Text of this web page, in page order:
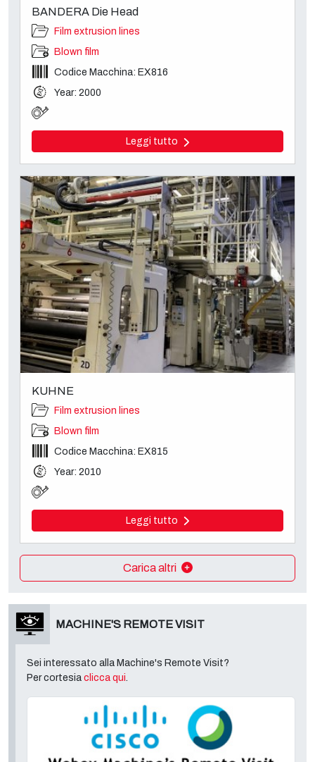
BANDERA Die Head
Film extrusion lines
Blown film
Codice Macchina: EX816
Year: 2000
Leggi tutto
KUHNE
Film extrusion lines
Blown film
Codice Macchina: EX815
Year: 2010
Leggi tutto
Carica altri
MACHINE'S REMOTE VISIT
Sei interessato alla Machine's Remote Visit?
Per cortesia clicca qui.